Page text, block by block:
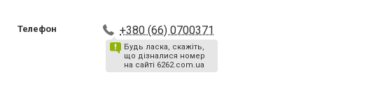
Телефон +380 (66) 0700371
Будь ласка, скажіть,
що дізналися номер
на сайті 6262.com.ua